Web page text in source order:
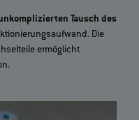
Tausch des
Die
ermöglicht